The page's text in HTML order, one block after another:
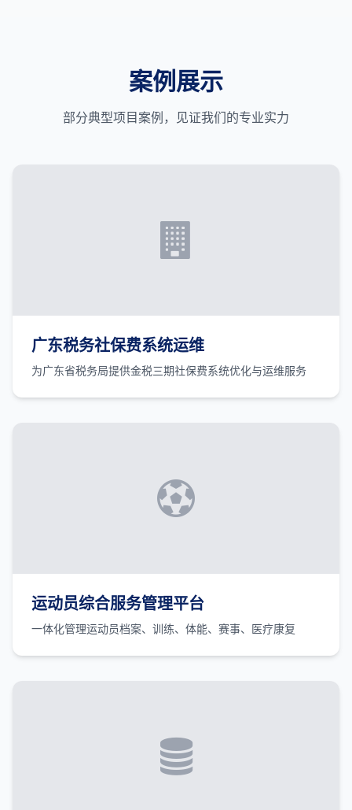
案例展示
部分典型项目案例，见证我们的专业实力
广东税务社保费系统运维
为广东省税务局提供金税三期社保费系统优化与运维服务
运动员综合服务管理平台
一体化管理运动员档案、训练、体能、赛事、医疗康复